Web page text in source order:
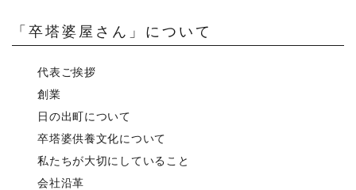
「卒塔婆屋さん」について
代表ご挨拶
創業
日の出町について
卒塔婆供養文化について
私たちが大切にしていること
会社沿革